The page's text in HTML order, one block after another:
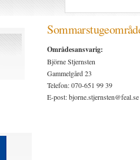
Områdesansvarig:
Björne Stjernsten
Gammelgård 23
Telefon: 070-651 99 39
E-post: bjorne.stjernsten@feal.se